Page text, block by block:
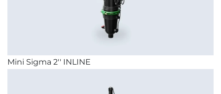
Mini Sigma 2'' INLINE